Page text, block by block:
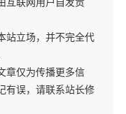
站立场，并不完全代
章仅为传播更多信
有误，请联系站长修